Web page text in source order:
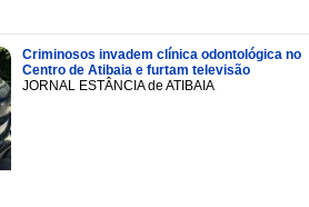
Criminosos invadem clínica odontológica no
Centro de Atibaia e furtam televisão
JORNAL ESTÂNCIA de ATIBAIA